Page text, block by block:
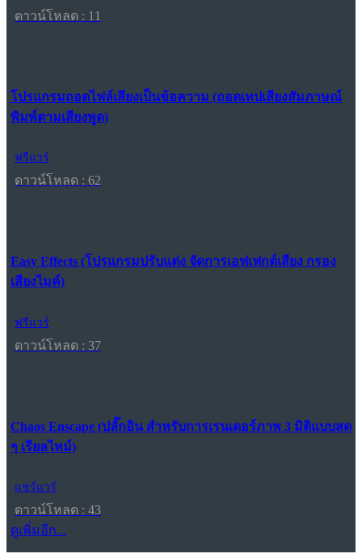
ดาวน์โหลด : 11
โปรแกรมถอดไฟล์เสียงเป็นข้อความ (ถอดเทปเสียงสัมภาษณ์
พิมพ์ตามเสียงพูด)
ฟรีแวร์
ดาวน์โหลด : 62
Easy Effects (โปรแกรมปรับแต่ง จัดการเอฟเฟกต์เสียง กรอง
เสียงไมค์)
ฟรีแวร์
ดาวน์โหลด : 37
Chaos Enscape (ปลั๊กอิน สำหรับการเรนเดอร์ภาพ 3 มิติแบบสด
ๆ เรียลไทม์)
แชร์แวร์
ดาวน์โหลด : 43
ดูเพิ่มอีก...